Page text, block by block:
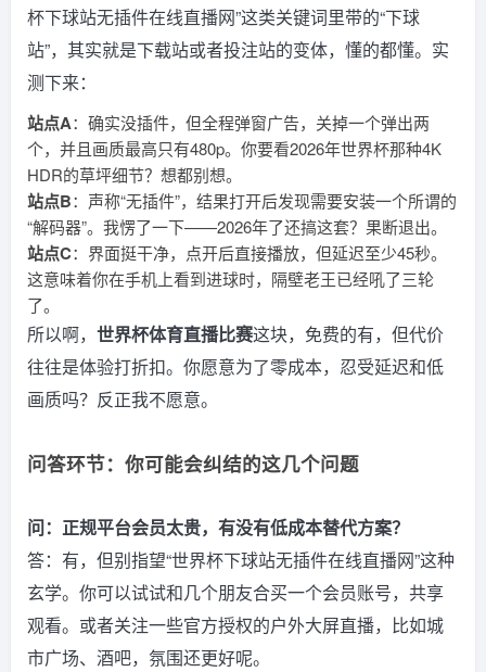
杯下球站无插件在线直播网”这类关键词里带的“下球
站”，其实就是下载站或者投注站的变体，懂的都懂。实
测下来：
站点A：确实没插件，但全程弹窗广告，关掉一个弹出两
个，并且画质最高只有480p。你要看2026年世界杯那种4K
HDR的草坪细节？想都别想。
站点B：声称“无插件”，结果打开后发现需要安装一个所谓的
“解码器”。我愣了一下——2026年了还搞这套？果断退出。
站点C：界面挺干净，点开后直接播放，但延迟至少45秒。
这意味着你在手机上看到进球时，隔壁老王已经吼了三轮
了。
所以啊， 世界杯体育直播比赛这块，免费的有，但代价
往往是体验打折扣。你愿意为了零成本，忍受延迟和低
画质吗？反正我不愿意。
问答环节：你可能会纠结的这几个问题
问：正规平台会员太贵，有没有低成本替代方案？
答：有，但别指望“世界杯下球站无插件在线直播网”这种
玄学。你可以试试和几个朋友合买一个会员账号，共享
观看。或者关注一些官方授权的户外大屏直播，比如城
市广场、酒吧，氛围还更好呢。